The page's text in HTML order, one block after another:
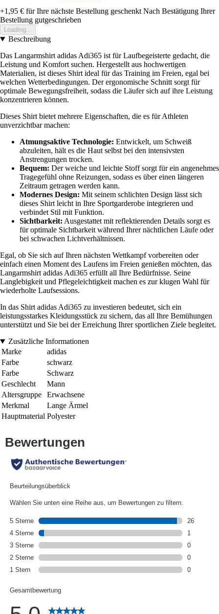
+1,95 € für Ihre nächste Bestellung geschenkt Nach Bestätigung Ihrer
Bestellung gutgeschrieben
Loading...
Beschreibung
Das Langarmshirt adidas Adi365 ist für Laufbegeisterte gedacht, die
Leistung und Komfort suchen. Hergestellt aus hochwertigen
Materialien, ist dieses Shirt ideal für das Training im Freien, egal bei
welchen Wetterbedingungen. Der ergonomische Schnitt sorgt für
optimale Bewegungsfreiheit, sodass die Läufer sich auf ihre Leistung
konzentrieren können.
Dieses Shirt bietet mehrere Eigenschaften, die es für Athleten
unverzichtbar machen:
Atmungsaktive Technologie: Entwickelt, um Schweiß
abzuleiten, hält es die Haut selbst bei den intensivsten
Anstrengungen trocken.
Bequem: Der weiche und leichte Stoff sorgt für ein angenehmes
Tragegefühl ohne Reizungen, sodass es über einen längeren
Zeitraum getragen werden kann.
Modernes Design: Mit seinem schlichten Design lässt sich
dieses Shirt leicht in Ihre Sportgarderobe integrieren und
verbindet Stil mit Funktion.
Sichtbarkeit: Ausgestattet mit reflektierenden Details sorgt es
für optimale Sichtbarkeit während Ihrer nächtlichen Läufe oder
bei schwachen Lichtverhältnissen.
Egal, ob Sie sich auf Ihren nächsten Wettkampf vorbereiten oder
einfach einen Moment des Laufens im Freien genießen möchten, das
Langarmshirt adidas Adi365 erfüllt all Ihre Bedürfnisse. Seine
Langlebigkeit und Pflegeleichtigkeit machen es zur klugen Wahl für
wiederholte Laufsessions.
In das Shirt adidas Adi365 zu investieren bedeutet, sich ein
leistungsstarkes Kleidungsstück zu sichern, das all Ihre Bemühungen
unterstützt und Sie bei der Erreichung Ihrer sportlichen Ziele begleitet.
Zusätzliche Informationen
Marke
adidas
Farbe
schwarz
Farbe
Schwarz
Geschlecht
Mann
Altersgruppe
Erwachsene
Merkmal
Lange Ärmel
Hauptmaterial Polyester